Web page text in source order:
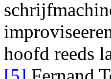
hoofd reeds